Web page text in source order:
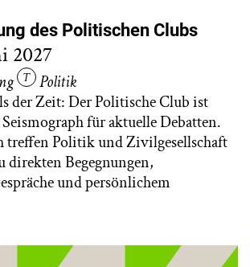
des Politischen Clubs
2027
Politik
der Zeit: Der Politische Club ist
für aktuelle Debatten.
treffen Politik und Zivilgesellschaft
direkten Begegnungen,
und persönlichem